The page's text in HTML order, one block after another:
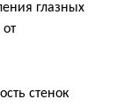
глазных
стенок